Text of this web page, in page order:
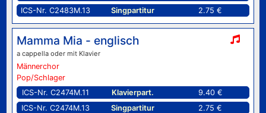
ICS-Nr. C2483M.13
Singpartitur 2.75 €
Mamma Mia - englisch
a cappella oder mit Klavier
Männerchor
Pop/Schlager
ICS-Nr. C2474M.11
Klavierpart.
9.40 €
ICS-Nr. C2474M.13
Singpartitur 2.75 €